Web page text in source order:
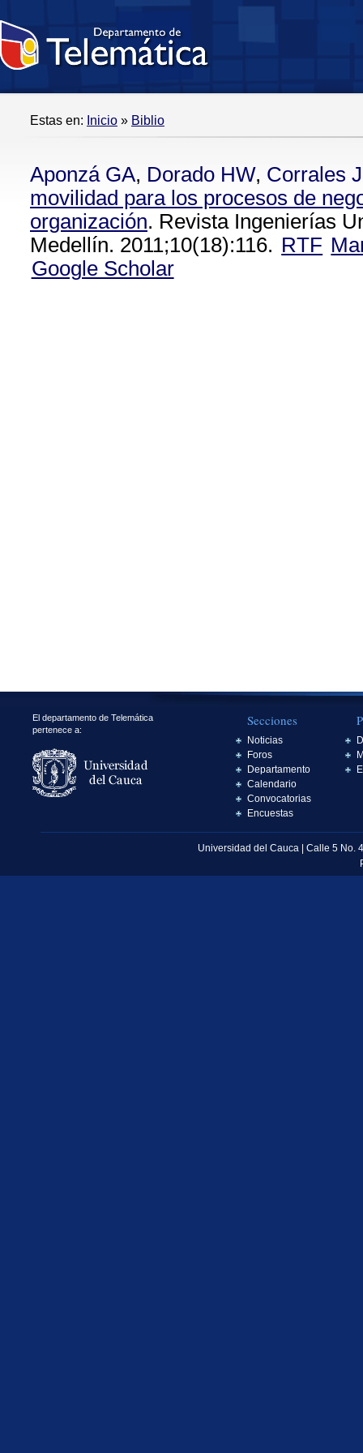
Estas en: Inicio » Biblio
Aponzá GA, Dorado HW, Corrales
movilidad para los procesos de
organización. Revista Ingenierías
Medellín. 2011;10(18):116. RTF
Google Scholar
El departamento de Telemática
pertenece a:
Secciones
Noticias
Foros
Departamento
Calendario
Convocatorias
Encuestas
Universidad del Cauca | Calle 5 No.